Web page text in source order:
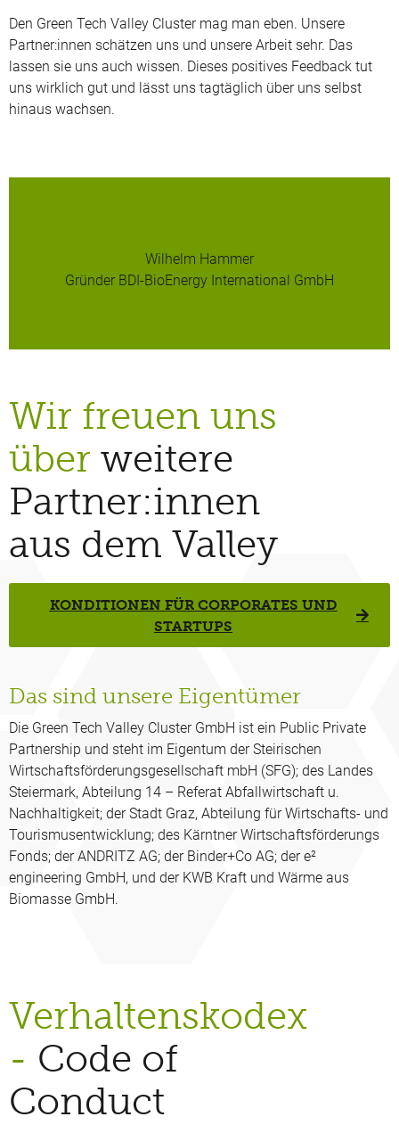
Den Green Tech Valley Cluster mag man eben. Unsere
Partner:innen schätzen uns und unsere Arbeit sehr. Das
lassen sie uns auch wissen. Dieses positives Feedback tut
uns wirklich gut und lässt uns tagtäglich über uns selbst
hinaus wachsen.
Wilhelm Hammer
Gründer BDI-BioEnergy International GmbH
Wir freuen uns
über weitere
Partner:innen
aus dem Valley
KONDITIONEN FÜR CORPORATES UND
STARTUPS
Das sind unsere Eigentümer
Die Green Tech Valley Cluster GmbH ist ein Public Private
Partnership und steht im Eigentum der Steirischen
Wirtschaftsförderungsgesellschaft mbH (SFG); des Landes
Steiermark, Abteilung 14 – Referat Abfallwirtschaft u.
Nachhaltigkeit; der Stadt Graz, Abteilung für Wirtschafts- und
Tourismusentwicklung; des Kärntner Wirtschaftsförderungs
Fonds; der ANDRITZ AG; der Binder+Co AG; der e²
engineering GmbH, und der KWB Kraft und Wärme aus
Biomasse GmbH.
Verhaltenskodex
- Code of
Conduct